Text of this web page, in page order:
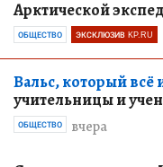
Арктической
ОБЩЕСТВО ЭКСКЛЮЗИВ KP.RU
Вальс, который всё
учительницы и
вчера
ОБЩЕСТВО